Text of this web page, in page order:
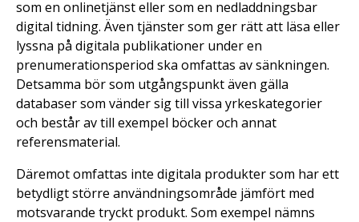
som en onlinetjänst eller som en nedladdningsbar
digital tidning. Även tjänster som ger rätt att läsa eller
lyssna på digitala publikationer under en
prenumerationsperiod ska omfattas av sänkningen.
Detsamma bör som utgångspunkt även gälla
databaser som vänder sig till vissa yrkeskategorier
och består av till exempel böcker och annat
referensmaterial.
Däremot omfattas inte digitala produkter som har ett
betydligt större användningsområde jämfört med
motsvarande tryckt produkt. Som exempel nämns